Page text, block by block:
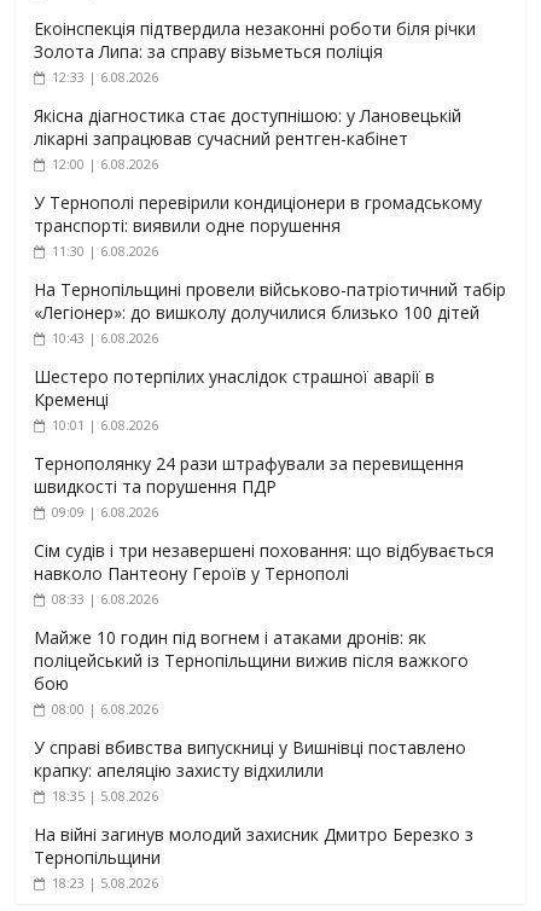
Екоінспекція підтвердила незаконні роботи біля річки
Золота Липа: за справу візьметься поліція
12:33 | 6.08.2026
Якісна діагностика стає доступнішою: у Лановецькій
лікарні запрацював сучасний рентген-кабінет
12:00 | 6.08.2026
У Тернополі перевірили кондиціонери в громадському
транспорті: виявили одне порушення
11:30 | 6.08.2026
На Тернопільщині провели військово-патріотичний табір
«Легіонер»: до вишколу долучилися близько 100 дітей
10:43 | 6.08.2026
Шестеро потерпілих унаслідок страшної аварії в
Кременці
10:01 | 6.08.2026
Тернополянку 24 рази штрафували за перевищення
швидкості та порушення ПДР
09:09 | 6.08.2026
Сім судів і три незавершені поховання: що відбувається
навколо Пантеону Героїв у Тернополі
08:33 | 6.08.2026
Майже 10 годин під вогнем і атаками дронів: як
поліцейський із Тернопільщини вижив після важкого
бою
08:00 | 6.08.2026
У справі вбивства випускниці у Вишнівці поставлено
крапку: апеляцію захисту відхилили
18:35 | 5.08.2026
На війні загинув молодий захисник Дмитро Березко з
Тернопільщини
18:23 | 5.08.2026